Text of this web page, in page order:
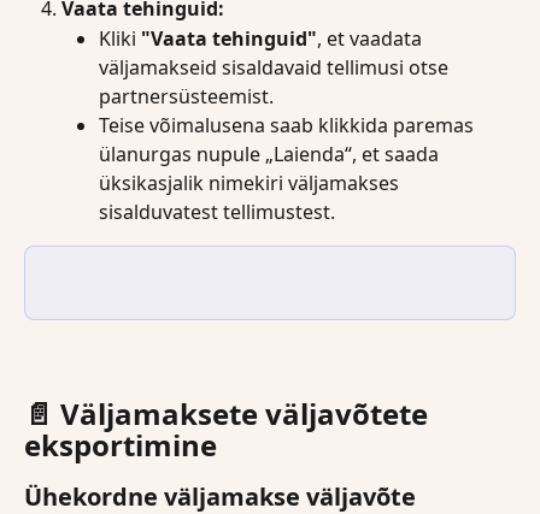
Vaata tehinguid:
Kliki "Vaata tehinguid", et vaadata
väljamakseid sisaldavaid tellimusi otse
partnersüsteemist.
Teise võimalusena saab klikkida paremas
ülanurgas nupule „Laienda“, et saada
üksikasjalik nimekiri väljamakses
sisalduvatest tellimustest.
📄 Väljamaksete väljavõtete
eksportimine
Ühekordne väljamakse väljavõte